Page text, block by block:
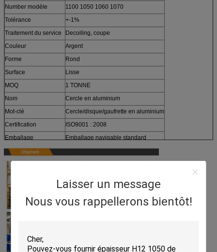
Laisser un message
Nous vous rappellerons bientôt!
Number modèle
1100 1050 1060 1070
Tolérance
+-1%
Traitement du service
Decoiling, coupe
Couleur
Argent
Forme
Rond
Surface
Lisse
MOQ
1 TONNE
Nom
Cercle en aluminium
Mot-clé
Cercle/disque/gaufrette en aluminium
Certification
ISO9001 : 2008
Emballage
Emballage navigable standard